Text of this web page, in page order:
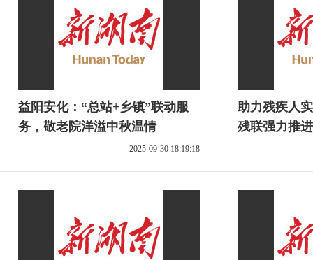
益阳安化：“总站+乡镇”联动服
务，敬老院洋溢中秋温情
2025-09-30 18:19:18
助力残疾人实现
残联强力推